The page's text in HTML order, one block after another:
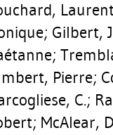
; Gilbert,
;
Pierre;
C.;
; McAlear,